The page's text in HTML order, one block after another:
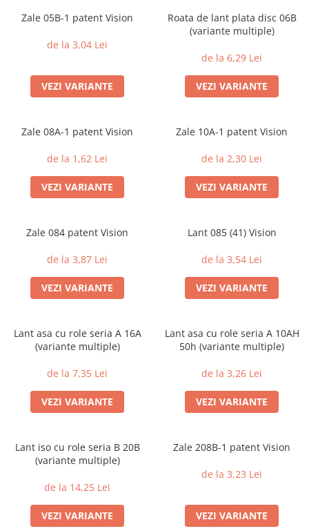
Zale 05B-1 patent Vision
de la 3,04 Lei
VEZI VARIANTE
Roata de lant plata disc 06B
(variante multiple)
de la 6,29 Lei
VEZI VARIANTE
Zale 08A-1 patent Vision
de la 1,62 Lei
VEZI VARIANTE
Zale 10A-1 patent Vision
de la 2,30 Lei
VEZI VARIANTE
Zale 084 patent Vision
de la 3,87 Lei
VEZI VARIANTE
Lant 085 (41) Vision
de la 3,54 Lei
VEZI VARIANTE
Lant asa cu role seria A 16A
(variante multiple)
de la 7,35 Lei
VEZI VARIANTE
Lant asa cu role seria A 10AH
50h (variante multiple)
de la 3,26 Lei
VEZI VARIANTE
Lant iso cu role seria B 20B
(variante multiple)
de la 14,25 Lei
VEZI VARIANTE
Zale 208B-1 patent Vision
de la 3,23 Lei
VEZI VARIANTE